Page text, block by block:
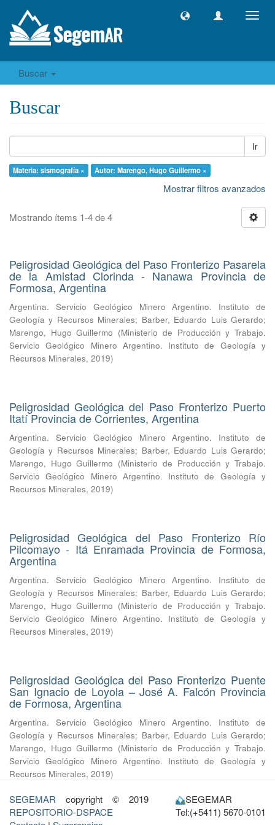
Buscar
Buscar
Ir
Materia: sismografía × Autor: Marengo, Hugo Guillermo ×
Mostrar filtros avanzados
Mostrando ítems 1-4 de 4
Peligrosidad Geológica del Paso Fronterizo Pasarela
de la Amistad Clorinda - Nanawa Provincia de
Formosa, Argentina
Argentina. Servicio Geológico Minero Argentino. Instituto de
Geología y Recursos Minerales; Barber, Eduardo Luis Gerardo;
Marengo, Hugo Guillermo (Ministerio de Producción y Trabajo.
Servicio Geológico Minero Argentino. Instituto de Geología y
Recursos Minerales, 2019)
Peligrosidad Geológica del Paso Fronterizo Puerto
Itatí Provincia de Corrientes, Argentina
Argentina. Servicio Geológico Minero Argentino. Instituto de
Geología y Recursos Minerales; Barber, Eduardo Luis Gerardo;
Marengo, Hugo Guillermo (Ministerio de Producción y Trabajo.
Servicio Geológico Minero Argentino. Instituto de Geología y
Recursos Minerales, 2019)
Peligrosidad Geológica del Paso Fronterizo Río
Pilcomayo - Itá Enramada Provincia de Formosa,
Argentina
Argentina. Servicio Geológico Minero Argentino. Instituto de
Geología y Recursos Minerales; Barber, Eduardo Luis Gerardo;
Marengo, Hugo Guillermo (Ministerio de Producción y Trabajo.
Servicio Geológico Minero Argentino. Instituto de Geología y
Recursos Minerales, 2019)
Peligrosidad Geológica del Paso Fronterizo Puente
San Ignacio de Loyola – José A. Falcón Provincia
de Formosa, Argentina
Argentina. Servicio Geológico Minero Argentino. Instituto de
Geología y Recursos Minerales; Barber, Eduardo Luis Gerardo;
Marengo, Hugo Guillermo (Ministerio de Producción y Trabajo.
Servicio Geológico Minero Argentino. Instituto de Geología y
Recursos Minerales, 2019)
SEGEMAR copyright © 2019
REPOSITORIO-DSPACE
SEGEMAR
Tel:(+5411) 5670-0101